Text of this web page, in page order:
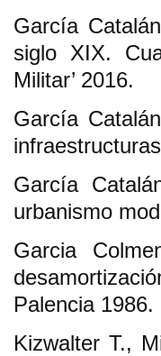
García
siglo XIX.
Militar’ 2016.
García
García
urbanismo
Garcia
Palencia 1986.
Kizwalter T.,